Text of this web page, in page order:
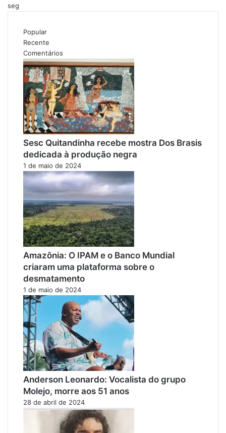
seg
Popular
Recente
Comentários
Sesc Quitandinha recebe mostra Dos Brasis
dedicada à produção negra
1 de maio de 2024
Amazônia: O IPAM e o Banco Mundial
criaram uma plataforma sobre o
desmatamento
1 de maio de 2024
Anderson Leonardo: Vocalista do grupo
Molejo, morre aos 51 anos
28 de abril de 2024